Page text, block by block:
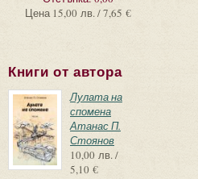
Цена 15,00 лв. / 7,65 €
Книги от автора
Лулата на
спомена
Атанас П.
Стоянов
10,00 лв. /
5,10 €